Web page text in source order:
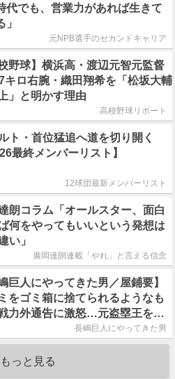
代でも、営業力があれば生きて
」
元NPB選手のセカンドキャリア
校野球】横浜高・渡辺元智元監督
キロ右腕・織田翔希を「松坂大輔
」と明かす理由
高校野球リポート
ト・首位猛追へ道を切り開く
最終メンバーリスト】
12球団最新メンバーリスト
朗コラム「オールスター、面白
何をやってもいいという発想は
い」
廣岡達朗連載「やれ」と言える信念
巨人にやってきた男／屋鋪要】
ミをゴミ箱に捨てられるようなも
力外通告に激怒…元盗塁王を救
嶋茂雄の一本の電話長嶋巨人にやってきた男
もっと見る